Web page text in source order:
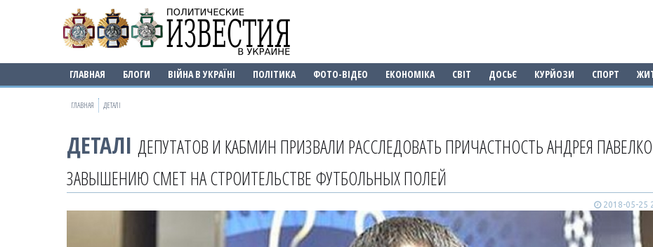
ГЛАВНАЯ БЛОГИ ВІЙНА В УКРАЇНІ ПОЛІТИКА ФОТО-ВІДЕО ЕКОНОМІКА СВІТ ДОСЬЄ КУРЙОЗИ СПОРТ
ГЛАВНАЯ ДЕТАЛІ
ДЕТАЛІ ДЕПУТАТОВ И КАБМИН ПРИЗВАЛИ РАССЛЕДОВАТЬ ПРИЧАСТНОСТЬ АНДРЕЯ
ЗАВЫШЕНИЮ СМЕТ НА СТРОИТЕЛЬСТВЕ ФУТБОЛЬНЫХ ПОЛЕЙ
2018-05-25